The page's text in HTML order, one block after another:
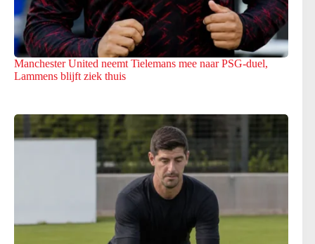
Manchester United neemt Tielemans mee naar PSG-duel,
Lammens blijft ziek thuis